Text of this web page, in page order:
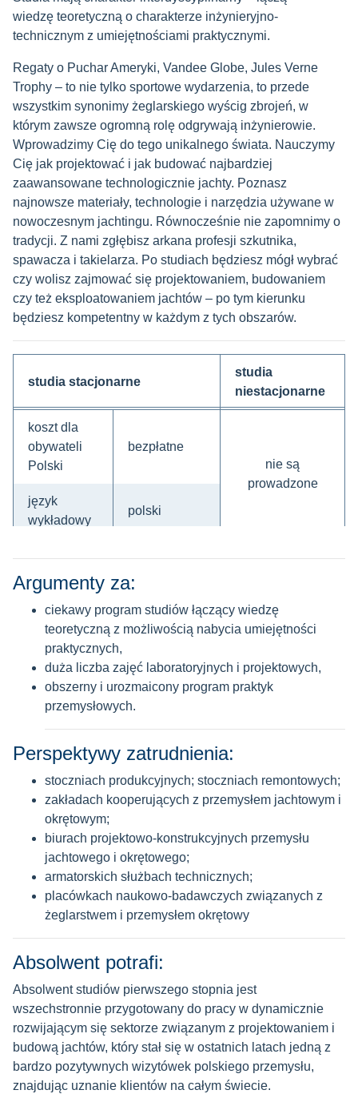
wiedzę teoretyczną o charakterze inżynieryjno-
technicznym z umiejętnościami praktycznymi.
Regaty o Puchar Ameryki, Vandee Globe, Jules Verne
Trophy – to nie tylko sportowe wydarzenia, to przede
wszystkim synonimy żeglarskiego wyścig zbrojeń, w
którym zawsze ogromną rolę odgrywają inżynierowie.
Wprowadzimy Cię do tego unikalnego świata. Nauczymy
Cię jak projektować i jak budować najbardziej
zaawansowane technologicznie jachty. Poznasz
najnowsze materiały, technologie i narzędzia używane w
nowoczesnym jachtingu. Równocześnie nie zapomnimy o
tradycji. Z nami zgłębisz arkana profesji szkutnika,
spawacza i takielarza. Po studiach będziesz mógł wybrać
czy wolisz zajmować się projektowaniem, budowaniem
czy też eksploatowaniem jachtów – po tym kierunku
będziesz kompetentny w każdym z tych obszarów.
studia stacjonarne
studia
niestacjonarne
koszt dla
obywateli
Polski
bezpłatne
nie są
prowadzone
język
wykładowy
polski
przedmioty maturalne brane pod uwagę przy
matematyka
przedmiot dodatkowy: fizyka
j. polski
j. obcy
Argumenty za:
ciekawy program studiów łączący wiedzę
teoretyczną z możliwością nabycia umiejętności
praktycznych,
duża liczba zajęć laboratoryjnych i projektowych,
obszerny i urozmaicony program praktyk
przemysłowych.
Perspektywy zatrudnienia:
stoczniach produkcyjnych; stoczniach remontowych;
zakładach kooperujących z przemysłem jachtowym i
okrętowym;
biurach projektowo-konstrukcyjnych przemysłu
jachtowego i okrętowego;
armatorskich służbach technicznych;
placówkach naukowo-badawczych związanych z
żeglarstwem i przemysłem okrętowy
Absolwent potrafi:
Absolwent studiów pierwszego stopnia jest
wszechstronnie przygotowany do pracy w dynamicznie
rozwijającym się sektorze związanym z projektowaniem i
budową jachtów, który stał się w ostatnich latach jedną z
bardzo pozytywnych wizytówek polskiego przemysłu,
znajdując uznanie klientów na całym świecie.